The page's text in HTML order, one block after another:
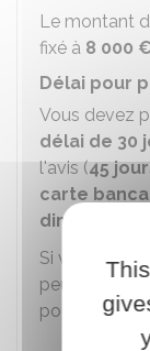
Le montant
fixé à 8 000 €
Délai pour
Vous devez
délai de 30
l'avis (45
carte
diminution
Si vous ne
peut
pour obtenir